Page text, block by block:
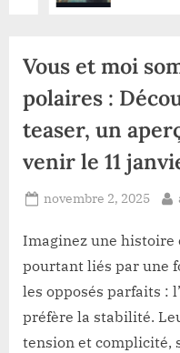
Vous et moi
polaires :
teaser, un
venir le 11
Posted
novembre 2, 2025
Imaginez une histoire
pourtant liés par une
les opposés parfaits :
préfère la stabilité.
tension et complicité,